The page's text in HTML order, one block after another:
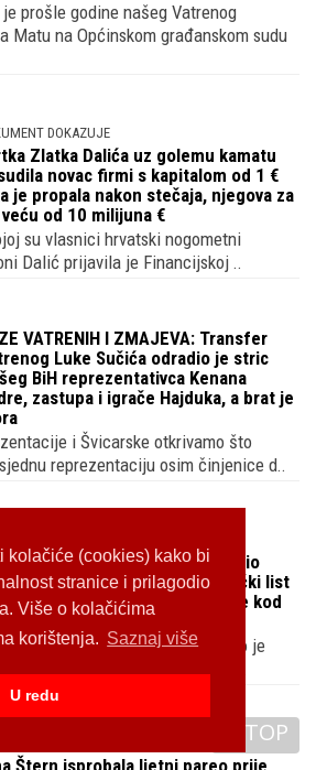
kolačiće (cookies) kako bi
stranice i prilagodio
Više o kolačićima
korištenja. Saznaj više
U redu
prošle godine našeg Vatrenog
Matu na Općinskom građanskom sudu
DOKAZUJE
Zlatka Dalića uz golemu kamatu
novac firmi s kapitalom od 1 €
je propala nakon stečaja, njegova za
od 10 milijuna €
su vlasnici hrvatski nogometni
Dalić prijavila je Financijskoj ..
VATRENIH I ZMAJEVA: Transfer
Luke Sučića odradio je stric
BiH reprezentativca Kenana
zastupa i igrače Hajduka, a brat je
i Švicarske otkrivamo što
reprezentaciju osim činjenice d..
Gvardiol nije roditeljima kupio
u Kerestincu već sebi, vlasnički list
da je jedini vlasnik iako je kod
i naš branič ponavljao je kako je
prvog velikog transfera kupio..
TOP